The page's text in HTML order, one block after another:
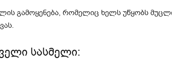
გამოყენება, რომელიც ხელს უწყობს
სასმელი: